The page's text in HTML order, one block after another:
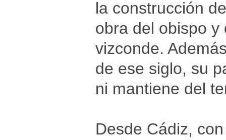
la construcción
obra del obispo y
vizconde.
de ese siglo, su
ni mantiene del
Desde Cádiz,